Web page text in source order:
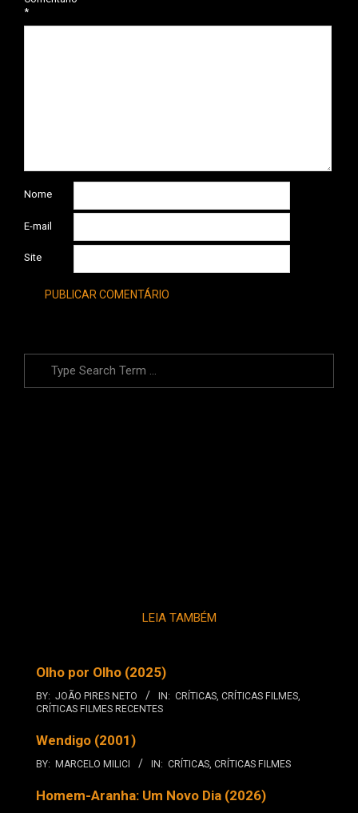
*
Nome
E-mail
Site
LEIA TAMBÉM
Olho por Olho (2025)
BY: JOÃO PIRES NETO IN: CRÍTICAS, CRÍTICAS FILMES,
CRÍTICAS FILMES RECENTES
Wendigo (2001)
BY: MARCELO MILICI IN: CRÍTICAS, CRÍTICAS FILMES
Homem-Aranha: Um Novo Dia (2026)